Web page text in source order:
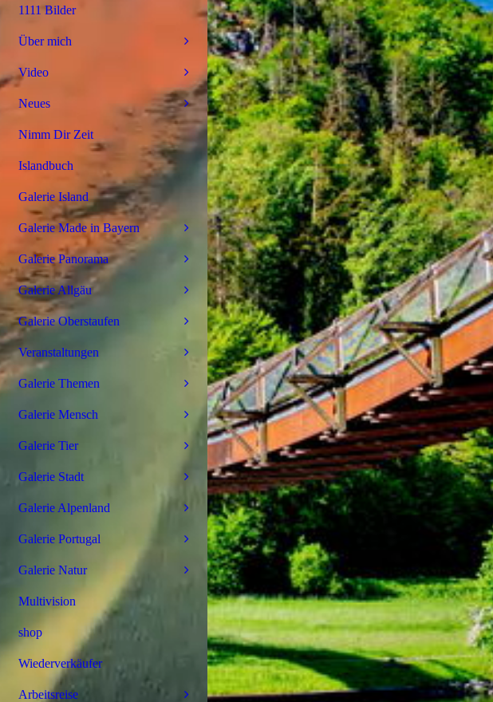
1111 Bilder
Über mich
Video
Neues
Nimm Dir Zeit
Islandbuch
Galerie Island
Galerie Made in Bayern
Galerie Panorama
Galerie Allgäu
Galerie Oberstaufen
Veranstaltungen
Galerie Themen
Galerie Mensch
Galerie Tier
Galerie Stadt
Galerie Alpenland
Galerie Portugal
Galerie Natur
Multivision
shop
Wiederverkäufer
Arbeitsreise